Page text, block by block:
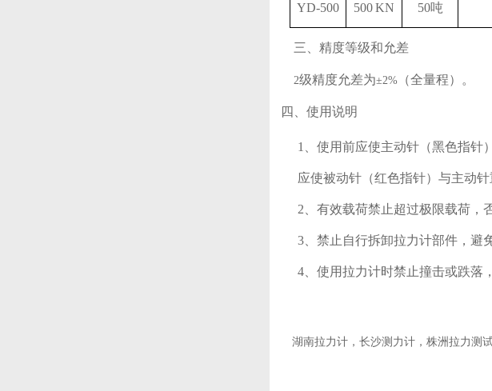
YD-500 500 KN 50吨
三、精度等级和允差
2级精度允差为±2% （全量程）。
四、使用说明
1、使用前应使主动针（黑色指
应使被动针（红色指针）与主动
2、有效载荷禁止超过极限载荷，
3、禁止自行拆卸拉力计部件，避
4、使用拉力计时禁止撞击或跌落
湖南拉力计，长沙测力计，株洲拉力测